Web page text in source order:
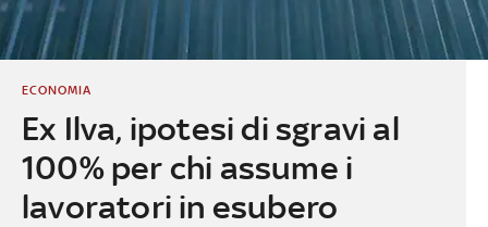
Ex Ilva, ipotesi di sgravi al
100% per chi assume i
lavoratori in esubero
ECONOMIA